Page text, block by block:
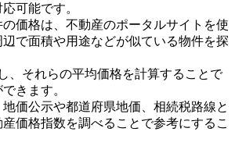
可能です。
価格は、不動産のポータルサイトを使
で面積や用途などが似ている物件を探
、それらの平均価格を計算することで
きます。
価公示や都道府県地価、相続税路線と
価格指数を調べることで参考にするこ